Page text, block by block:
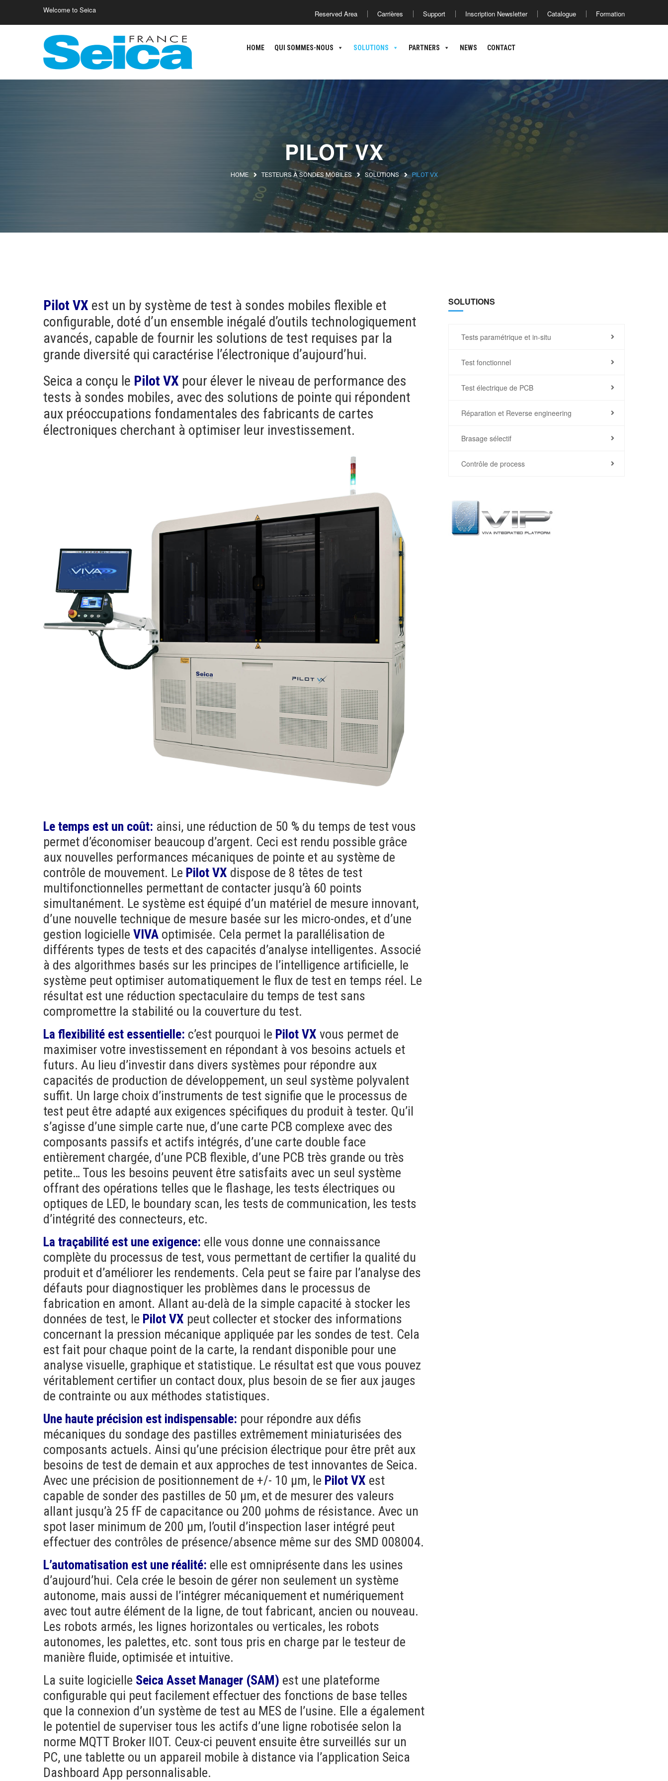
Welcome to Seica Reserved Area Carrières Support Inscription Newsletter Catalogue Formation
HOME QUI SOMMES-NOUS SOLUTIONS PARTNERS NEWS CONTACT
HOME QUI SOMMES-NOUS SOLUTIONS PARTNERS NEWS CONTACT
PILOT VX
HOME TESTEURS À SONDES MOBILES SOLUTIONS PILOT VX
Pilot VX est un by système de test à sondes mobiles flexible et
configurable, doté d’un ensemble inégalé d’outils technologiquement
avancés, capable de fournir les solutions de test requises par la
grande diversité qui caractérise l’électronique d’aujourd’hui.
Seica a conçu le Pilot VX pour élever le niveau de performance des
tests à sondes mobiles, avec des solutions de pointe qui répondent
aux préoccupations fondamentales des fabricants de cartes
électroniques cherchant à optimiser leur investissement.
Le temps est un coût: ainsi, une réduction de 50 % du temps de test vous
permet d’économiser beaucoup d’argent. Ceci est rendu possible grâce
aux nouvelles performances mécaniques de pointe et au système de
contrôle de mouvement. Le Pilot VX dispose de 8 têtes de test
multifonctionnelles permettant de contacter jusqu’à 60 points
simultanément. Le système est équipé d’un matériel de mesure innovant,
d’une nouvelle technique de mesure basée sur les micro-ondes, et d’une
gestion logicielle VIVA optimisée. Cela permet la parallélisation de
différents types de tests et des capacités d’analyse intelligentes. Associé
à des algorithmes basés sur les principes de l’intelligence artificielle, le
système peut optimiser automatiquement le flux de test en temps réel. Le
résultat est une réduction spectaculaire du temps de test sans
compromettre la stabilité ou la couverture du test.
La flexibilité est essentielle: c’est pourquoi le Pilot VX vous permet de
maximiser votre investissement en répondant à vos besoins actuels et
futurs. Au lieu d’investir dans divers systèmes pour répondre aux
capacités de production de développement, un seul système polyvalent
suffit. Un large choix d’instruments de test signifie que le processus de
test peut être adapté aux exigences spécifiques du produit à tester. Qu’il
s’agisse d’une simple carte nue, d’une carte PCB complexe avec des
composants passifs et actifs intégrés, d’une carte double face
entièrement chargée, d’une PCB flexible, d’une PCB très grande ou très
petite… Tous les besoins peuvent être satisfaits avec un seul système
offrant des opérations telles que le flashage, les tests électriques ou
optiques de LED, le boundary scan, les tests de communication, les tests
d’intégrité des connecteurs, etc.
La traçabilité est une exigence: elle vous donne une connaissance
complète du processus de test, vous permettant de certifier la qualité du
produit et d’améliorer les rendements. Cela peut se faire par l’analyse des
défauts pour diagnostiquer les problèmes dans le processus de
fabrication en amont. Allant au-delà de la simple capacité à stocker les
données de test, le Pilot VX peut collecter et stocker des informations
concernant la pression mécanique appliquée par les sondes de test. Cela
est fait pour chaque point de la carte, la rendant disponible pour une
analyse visuelle, graphique et statistique. Le résultat est que vous pouvez
véritablement certifier un contact doux, plus besoin de se fier aux jauges
de contrainte ou aux méthodes statistiques.
Une haute précision est indispensable: pour répondre aux défis
mécaniques du sondage des pastilles extrêmement miniaturisées des
composants actuels. Ainsi qu’une précision électrique pour être prêt aux
besoins de test de demain et aux approches de test innovantes de Seica.
Avec une précision de positionnement de +/- 10 µm, le Pilot VX est
capable de sonder des pastilles de 50 µm, et de mesurer des valeurs
allant jusqu’à 25 fF de capacitance ou 200 µohms de résistance. Avec un
spot laser minimum de 200 µm, l’outil d’inspection laser intégré peut
effectuer des contrôles de présence/absence même sur des SMD 008004.
L’automatisation est une réalité: elle est omniprésente dans les usines
d’aujourd’hui. Cela crée le besoin de gérer non seulement un système
autonome, mais aussi de l’intégrer mécaniquement et numériquement
avec tout autre élément de la ligne, de tout fabricant, ancien ou nouveau.
Les robots armés, les lignes horizontales ou verticales, les robots
autonomes, les palettes, etc. sont tous pris en charge par le testeur de
manière fluide, optimisée et intuitive.
La suite logicielle Seica Asset Manager (SAM) est une plateforme
configurable qui peut facilement effectuer des fonctions de base telles
que la connexion d’un système de test au MES de l’usine. Elle a également
le potentiel de superviser tous les actifs d’une ligne robotisée selon la
norme MQTT Broker IIOT. Ceux-ci peuvent ensuite être surveillés sur un
PC, une tablette ou un appareil mobile à distance via l’application Seica
Dashboard App personnalisable.
SOLUTIONS
Tests paramétrique et in-situ
Test fonctionnel
Test électrique de PCB
Réparation et Reverse engineering
Brasage sélectif
Contrôle de process